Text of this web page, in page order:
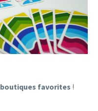
boutiques favorites !